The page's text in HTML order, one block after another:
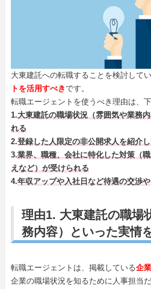
大東建託への転職することを検討してい
トを活用すべきです。
転職エージェントを使うべき理由は、下
1.大東建託の職場状況（雰囲気や業務
れる
2.登録した人限定の非公開求人を紹介
3.業界、職種、会社に特化した対策（
えなど）が受けられる
4.年収アップや入社日など待遇の交渉
理由1. 大東建託の職場
務内容）といった実情
転職エージェントは、掲載している企
企業の職場状況を知るために人事担当